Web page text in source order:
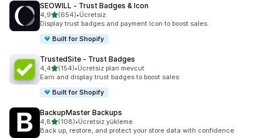
SEOWILL ‑ Trust Badges & Icon
4,95 yıldız üzerinden
(654)
toplam 654 değerlendirme
•Ücretsiz
Display trust badges and payment Icon to boost sales.
Built for Shopify
TrustedSite ‑ Trust Badges
4,45 yıldız üzerinden
(154)
toplam 154 değerlendirme
•Ücretsiz plan mevcut
Earn and display trust badges to boost sales
Built for Shopify
BackupMaster Backups
4,85 yıldız üzerinden
(108)
toplam 108 değerlendirme
•Ücretsiz yükleme
Back up, restore, and protect your store data with confidence